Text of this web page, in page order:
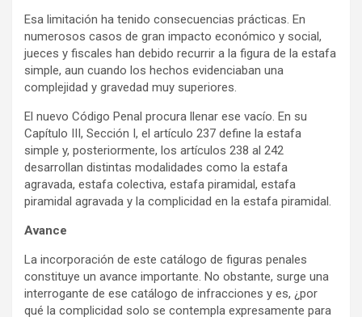
Esa limitación ha tenido consecuencias prácticas. En
numerosos casos de gran impacto económico y social,
jueces y fiscales han debido recurrir a la figura de la estafa
simple, aun cuando los hechos evidenciaban una
complejidad y gravedad muy superiores.
El nuevo Código Penal procura llenar ese vacío. En su
Capítulo III, Sección I, el artículo 237 define la estafa
simple y, posteriormente, los artículos 238 al 242
desarrollan distintas modalidades como la estafa
agravada, estafa colectiva, estafa piramidal, estafa
piramidal agravada y la complicidad en la estafa piramidal.
Avance
La incorporación de este catálogo de figuras penales
constituye un avance importante. No obstante, surge una
interrogante de ese catálogo de infracciones y es, ¿por
qué la complicidad solo se contempla expresamente para